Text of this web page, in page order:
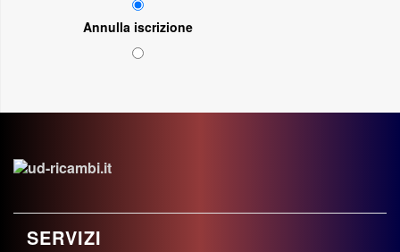
Annulla iscrizione
SERVIZI